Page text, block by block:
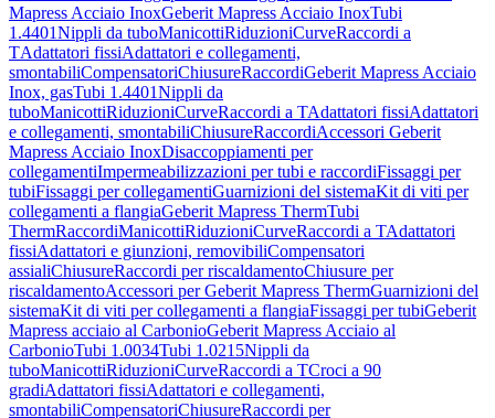
Mapress Acciaio InoxGeberit Mapress Acciaio InoxTubi
1.4401Nippli da tuboManicottiRiduzioniCurveRaccordi a
TAdattatori fissiAdattatori e collegamenti,
smontabiliCompensatoriChiusureRaccordiGeberit Mapress Acciaio
Inox, gasTubi 1.4401Nippli da
tuboManicottiRiduzioniCurveRaccordi a TAdattatori fissiAdattatori
e collegamenti, smontabiliChiusureRaccordiAccessori Geberit
Mapress Acciaio InoxDisaccoppiamenti per
collegamentiImpermeabilizzazioni per tubi e raccordiFissaggi per
tubiFissaggi per collegamentiGuarnizioni del sistemaKit di viti per
collegamenti a flangiaGeberit Mapress ThermTubi
ThermRaccordiManicottiRiduzioniCurveRaccordi a TAdattatori
fissiAdattatori e giunzioni, removibiliCompensatori
assialiChiusureRaccordi per riscaldamentoChiusure per
riscaldamentoAccessori per Geberit Mapress ThermGuarnizioni del
sistemaKit di viti per collegamenti a flangiaFissaggi per tubiGeberit
Mapress acciaio al CarbonioGeberit Mapress Acciaio al
CarbonioTubi 1.0034Tubi 1.0215Nippli da
tuboManicottiRiduzioniCurveRaccordi a TCroci a 90
gradiAdattatori fissiAdattatori e collegamenti,
smontabiliCompensatoriChiusureRaccordi per